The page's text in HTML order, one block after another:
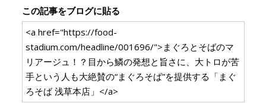
この記事をブログに貼る
<a href="https://food-
stadium.com/headline/001696/">まぐろとそばのマ
リアージュ！？目から鱗の発想と旨さに、大トロが苦
手という人も大絶賛の“まぐろそば”を提供する「まぐ
ろそば 浅草本店」</a>